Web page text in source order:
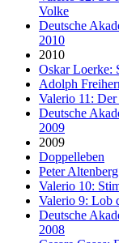
Volke
Deutsche
2010
2010
Oskar Loerke:
Adolph
Valerio 11:
Deutsche
2009
2009
Doppelleben
Peter
Valerio 10:
Valerio 9: Lob
Deutsche
2008